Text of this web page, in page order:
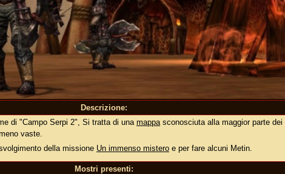
Descrizione:
di "Campo Serpi 2", Si tratta di una mappasconosciuta alla maggior parte dei
vaste.
della missione Un immenso misteroe per fare alcuni Metin.
Mostri presenti: